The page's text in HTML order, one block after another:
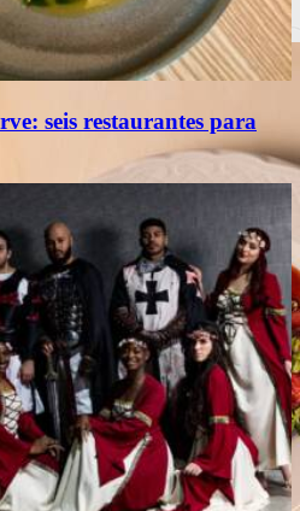
seis restaurantes para